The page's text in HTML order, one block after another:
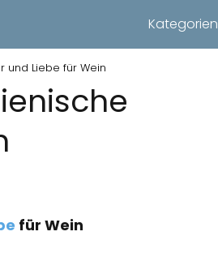
Kategorien
und Liebe für Wein
für Wein